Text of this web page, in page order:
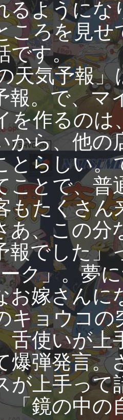
るようにな
ころを見
です。
天気予報
報。で、マ
を作るのは
から、他の
とらしい。
ことで、普
もたくさん
あ、この
報でした」
ク」。夢
お嫁さんに
キョウコの
舌使いが上
爆弾発言。
が上手って
「鏡の中の